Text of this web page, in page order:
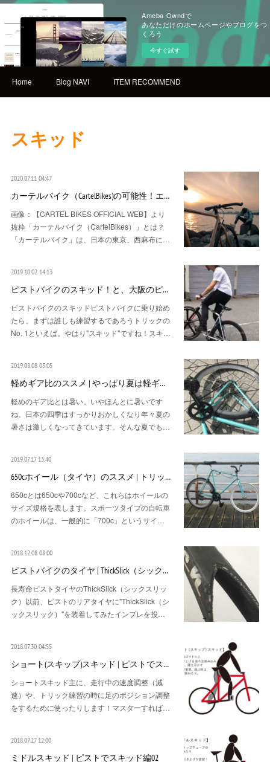
Ameba Owndで
あなただけのホームページやブログをつ
くろう
今すぐ試す
Home Blog NAVI ITEM RECOMMEND
スキッド
2020.07.11 04:47
カーテルバイク（CartelBikes)の可能性！エ…
画像：【CARTEL BIKES OFFICIAL WEB】より
抜粋「カーテルバイク（CartelBikes）」とは？
「カーテルバイク」は、日本の東京、西麻布に…
2019.10.02 14:13
ピストバイクのスキッド！と、大阪のピ…
ピストバイクのスキッドピストバイクに乗り始め
たら、まずは誰しも練習するであろうトリックの
No. 1といえば。やはり"スキッド"ですね！スキ…
2019.08.08 05:05
軽めギア比のススメ | やっぱり夏は軽ギ…
軽めのギア比とは暑い。いやほんとに暑いです
ね。日本の四季はすっかりおかしくなり年々夏の
暑さは激しくなってきています。そんな夏でも…
2019.07.17 13:40
650cホイール（タイヤ）のススメ | トリッ…
650cとは650cや700cなど、これらはホイールの
サイズ規格を表します。スポーツタイプの自転車
のホイールは、一般的に「700c」というサイ…
2018.12.08 08:00
ピストバイクのタイヤ | ThickSlick（シック…
長寿命ピストタイヤのThickSlick（シックスリッ
ク）以前、ピストのリアタイヤに"ThickSlick（シ
ックスリック）"を装着してみたインプレを投…
2018.07.30 04:55
ショート(スキップ)スキッド | ピストでス…
ショートスキッド主に、走行中の速度調整（減
速）や、トリック練習の時に足のポジション調整
をするために使ったりします！マスターすれば…
2018.07.27 12:00
ミドルスキッド | ピストでスキッド編02